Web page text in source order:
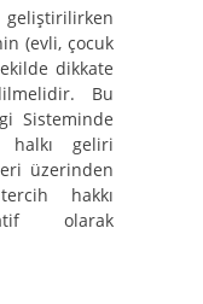
(evli, çocuk
dikkate
Bu
Sisteminde
geliri
üzerinden
hakkı
olarak